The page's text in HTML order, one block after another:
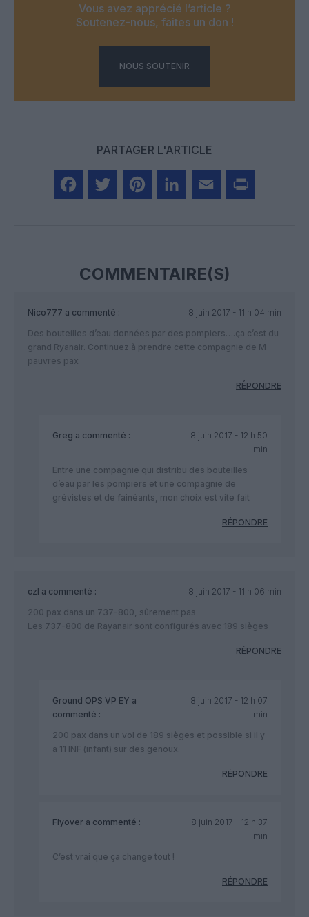
Vous avez apprécié l’article ?
Soutenez-nous, faites un don !
NOUS SOUTENIR
PARTAGER L'ARTICLE
COMMENTAIRE(S)
Nico777 a commenté :
8 juin 2017 - 11 h 04 min
Des bouteilles d’eau données par des pompiers….ça c’est du
grand Ryanair. Continuez à prendre cette compagnie de M
pauvres pax
RÉPONDRE
Greg a commenté :
8 juin 2017 - 12 h 50
min
Entre une compagnie qui distribu des bouteilles
d’eau par les pompiers et une compagnie de
grévistes et de fainéants, mon choix est vite fait
RÉPONDRE
czl a commenté :
8 juin 2017 - 11 h 06 min
200 pax dans un 737-800, sûrement pas
Les 737-800 de Rayanair sont configurés avec 189 sièges
RÉPONDRE
Ground OPS VP EY a
commenté :
8 juin 2017 - 12 h 07
min
200 pax dans un vol de 189 sièges et possible si il y
a 11 INF (infant) sur des genoux.
RÉPONDRE
Flyover a commenté :
8 juin 2017 - 12 h 37
min
C’est vrai que ça change tout !
RÉPONDRE